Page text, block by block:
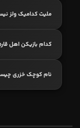
ملیت کدامیک ولز
کدام بازیکن اهل
نام کوچک خزری